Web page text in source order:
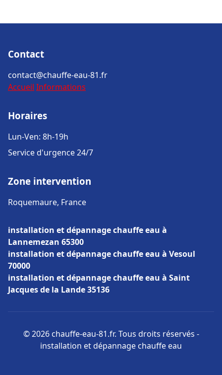
Contact
contact@chauffe-eau-81.fr
Accueil Informations
Horaires
Lun-Ven: 8h-19h
Service d'urgence 24/7
Zone intervention
Roquemaure, France
installation et dépannage chauffe eau à
Lannemezan 65300
installation et dépannage chauffe eau à Vesoul
70000
installation et dépannage chauffe eau à Saint
Jacques de la Lande 35136
© 2026 chauffe-eau-81.fr. Tous droits réservés -
installation et dépannage chauffe eau